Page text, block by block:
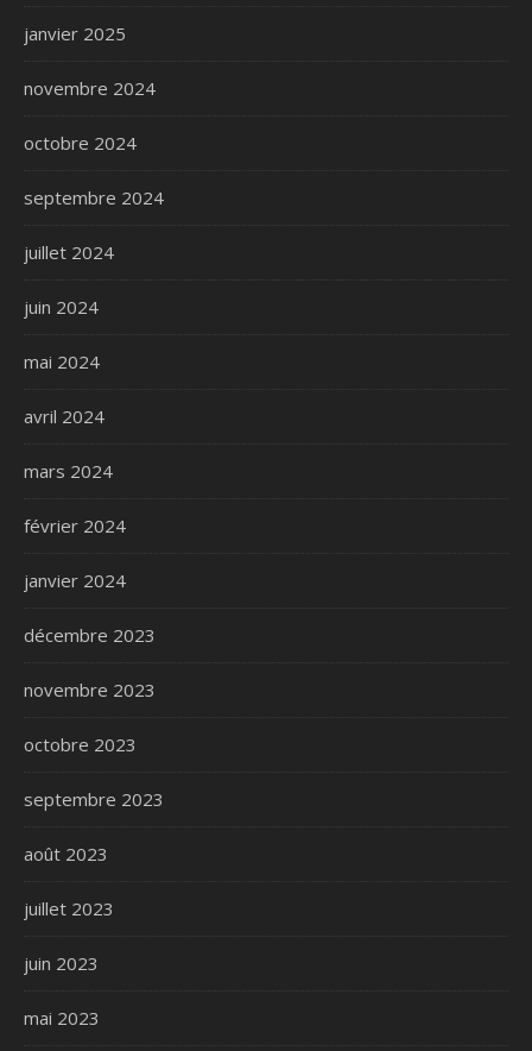
janvier 2025
novembre 2024
octobre 2024
septembre 2024
juillet 2024
juin 2024
mai 2024
avril 2024
mars 2024
février 2024
janvier 2024
décembre 2023
novembre 2023
octobre 2023
septembre 2023
août 2023
juillet 2023
juin 2023
mai 2023